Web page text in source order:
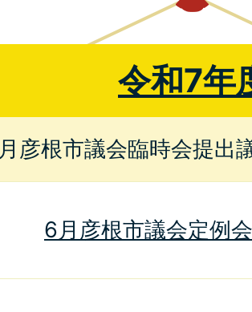
令和7年
彦根市議会臨時会提出
6月彦根市議会定例